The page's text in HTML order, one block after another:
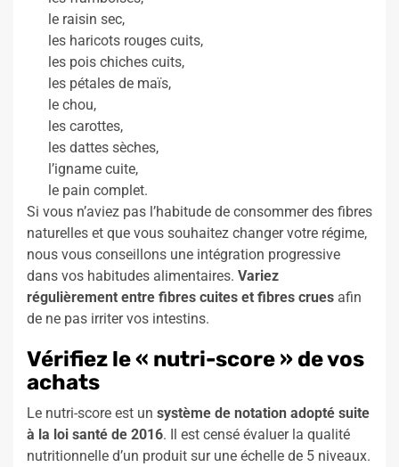
le raisin sec,
les haricots rouges cuits,
les pois chiches cuits,
les pétales de maïs,
le chou,
les carottes,
les dattes sèches,
l’igname cuite,
le pain complet.
Si vous n’aviez pas l’habitude de consommer des fibres
naturelles et que vous souhaitez changer votre régime,
nous vous conseillons une intégration progressive
dans vos habitudes alimentaires. Variez
régulièrement entre fibres cuites et fibres crues afin
de ne pas irriter vos intestins.
Vérifiez le « nutri-score » de vos
achats
Le nutri-score est un système de notation adopté suite
à la loi santé de 2016. Il est censé évaluer la qualité
nutritionnelle d’un produit sur une échelle de 5 niveaux.